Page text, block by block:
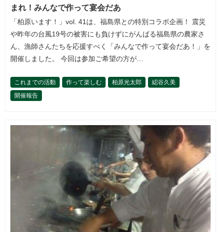
まれ！みんなで作って宴会だあ
「柏原います！」vol. 41は、福島県との特別コラボ企画！ 震災
や昨年の台風19号の被害にも負けずにがんばる福島県の農家さ
ん、漁師さんたちを応援すべく「みんなで作って宴会だあ！」を
開催しました。 今回は参加ご希望の方が…
これまでの活動 作って楽しむ 柏原光太郎
綛谷久美
開催報告